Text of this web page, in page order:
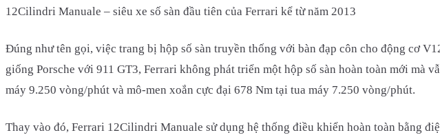
12Cilindri Manuale – siêu xe số sàn đầu tiên của Ferrari kể từ năm 2013
Đúng như tên gọi, việc trang bị hộp số sàn truyền thống với bàn đạp côn cho động cơ
giống Porsche với 911 GT3, Ferrari không phát triển một hộp số sàn hoàn toàn mới
máy 9.250 vòng/phút và mô-men xoắn cực đại 678 Nm tại tua máy 7.250 vòng/phút.
Thay vào đó, Ferrari 12Cilindri Manuale sử dụng hệ thống điều khiển hoàn toàn bằng